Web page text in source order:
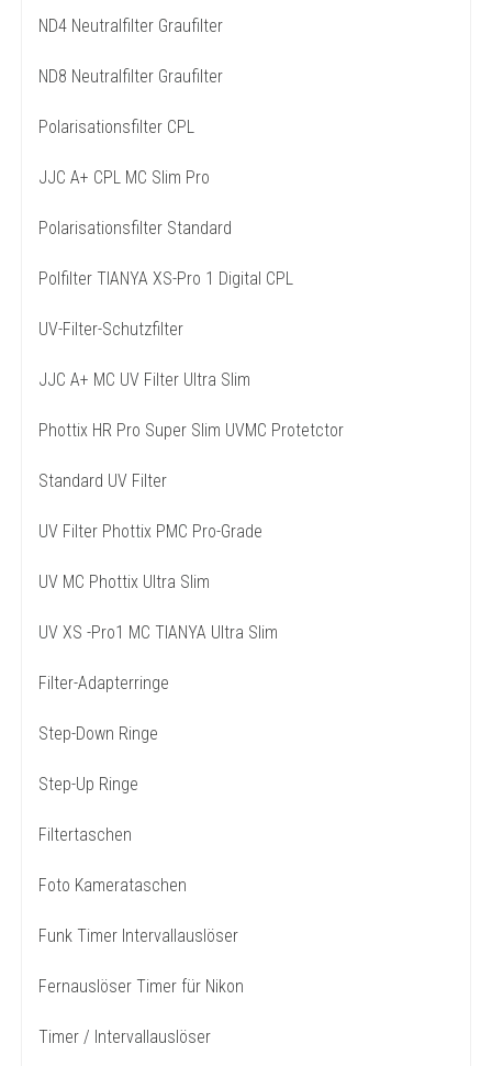
ND4 Neutralfilter Graufilter
ND8 Neutralfilter Graufilter
Polarisationsfilter CPL
JJC A+ CPL MC Slim Pro
Polarisationsfilter Standard
Polfilter TIANYA XS-Pro 1 Digital CPL
UV-Filter-Schutzfilter
JJC A+ MC UV Filter Ultra Slim
Phottix HR Pro Super Slim UVMC Protetctor
Standard UV Filter
UV Filter Phottix PMC Pro-Grade
UV MC Phottix Ultra Slim
UV XS -Pro1 MC TIANYA Ultra Slim
Filter-Adapterringe
Step-Down Ringe
Step-Up Ringe
Filtertaschen
Foto Kamerataschen
Funk Timer Intervallauslöser
Fernauslöser Timer für Nikon
Timer / Intervallauslöser